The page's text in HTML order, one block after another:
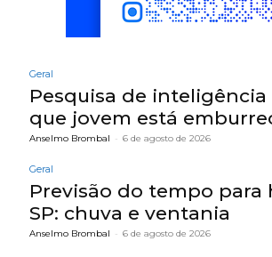
Geral
Pesquisa de inteligência
que jovem está
Anselmo Brombal - 6 de agosto de 2026
Geral
Previsão do tempo para
SP: chuva e ventania
Anselmo Brombal - 6 de agosto de 2026